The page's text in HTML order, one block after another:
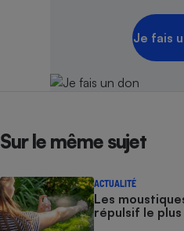
Je fais
Sur le même sujet
ACTUALITÉ
Les
répulsif le